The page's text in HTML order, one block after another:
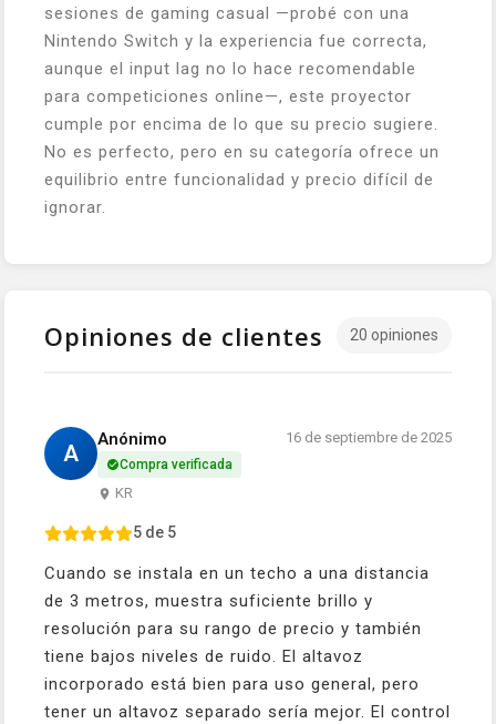
sesiones de gaming casual —probé con una
Nintendo Switch y la experiencia fue correcta,
aunque el input lag no lo hace recomendable
para competiciones online—, este proyector
cumple por encima de lo que su precio sugiere.
No es perfecto, pero en su categoría ofrece un
equilibrio entre funcionalidad y precio difícil de
ignorar.
Opiniones de clientes 20 opiniones
A
Anónimo
Compra verificada
KR
16 de septiembre de 2025
5 de 5
Cuando se instala en un techo a una distancia
de 3 metros, muestra suficiente brillo y
resolución para su rango de precio y también
tiene bajos niveles de ruido. El altavoz
incorporado está bien para uso general, pero
tener un altavoz separado sería mejor. El control